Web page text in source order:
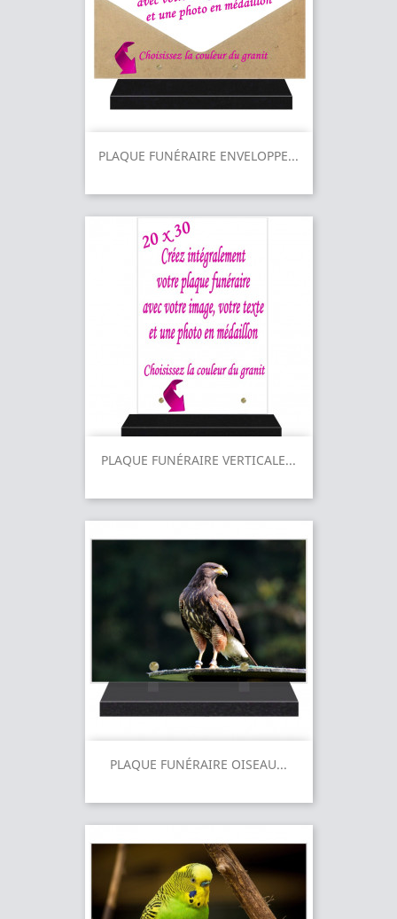
PLAQUE FUNÉRAIRE ENVELOPPE...
PLAQUE FUNÉRAIRE VERTICALE...
PLAQUE FUNÉRAIRE OISEAU...